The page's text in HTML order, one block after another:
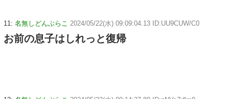
11: 名無しどんぶらこ 2024/05/22(水) 09:09:04.13 ID:UU9CUW/C0
お前の息子はしれっと復帰